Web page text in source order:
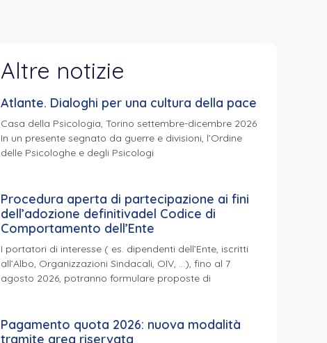
Altre notizie
Atlante. Dialoghi per una cultura della pace
Casa della Psicologia, Torino settembre-dicembre 2026
In un presente segnato da guerre e divisioni, l’Ordine
delle Psicologhe e degli Psicologi
Procedura aperta di partecipazione ai fini
dell’adozione definitivadel Codice di
Comportamento dell’Ente
I portatori di interesse ( es. dipendenti dell’Ente, iscritti
all’Albo, Organizzazioni Sindacali, OIV, …), fino al 7
agosto 2026, potranno formulare proposte di
Pagamento quota 2026: nuova modalità
tramite area riservata